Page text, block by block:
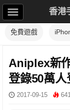
香港
免費遊戲
Aniplex新
登錄50萬人
2017-09-15